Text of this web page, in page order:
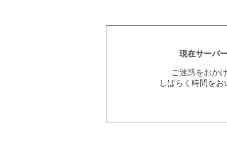
現在サーバ
ご迷惑をおか
しばらく時間を